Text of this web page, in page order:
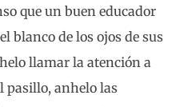
que un buen educador
blanco de los ojos de sus
llamar la atención a
pasillo, anhelo las